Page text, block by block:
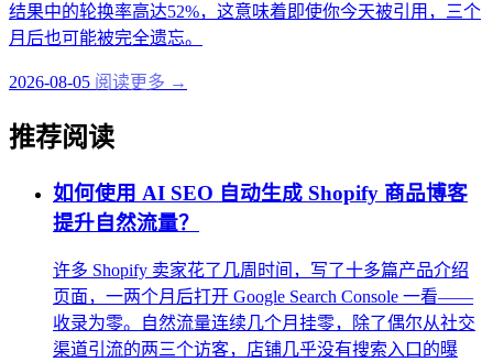
结果中的轮换率高达52%，这意味着即使你今天被引用，三个
月后也可能被完全遗忘。
2026-08-05 阅读更多 →
推荐阅读
如何使用 AI SEO 自动生成 Shopify 商品博客
提升自然流量？
许多 Shopify 卖家花了几周时间，写了十多篇产品介绍
页面，一两个月后打开 Google Search Console 一看——
收录为零。自然流量连续几个月挂零，除了偶尔从社交
渠道引流的两三个访客，店铺几乎没有搜索入口的曝